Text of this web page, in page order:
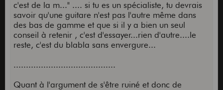
c'est légitime, gibson évoque la même chose pour
moi que pour les autres et je vibre en voyant le
logo, rien à dire. Mais la qualité de leurs
acoustiques est très moyenne vu le prix qu'ils en
demandent, les bois proposés, les finition, et
gibson, j'ai la chance dene pas les payer au vrai
prix (même les neuves, en France, hein). Mais c'est
c'est de la m..." .... si tu es un spécialiste, tu devrais
savoir qu'une guitare n'est pas l'autre même dans
des bas de gamme et que si il y a bien un seul
conseil à retenir , c'est d'essayer...rien d'autre....le
reste, c'est du blabla sans envergure...
.........................................
Quant à l'argument de s'être ruiné et donc de